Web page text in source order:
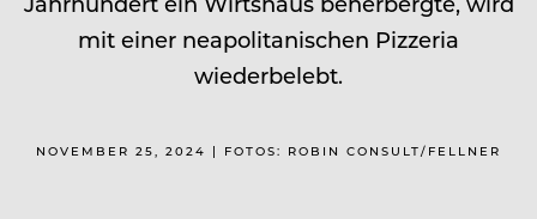
mit einer neapolitanischen Pizzeria
wiederbelebt.
NOVEMBER 25, 2024 | FOTOS: ROBIN CONSULT/FELLNER